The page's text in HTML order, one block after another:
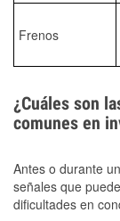
Frenos
¿Cuáles son
comunes en
Antes o durante
señales que
dificultades en